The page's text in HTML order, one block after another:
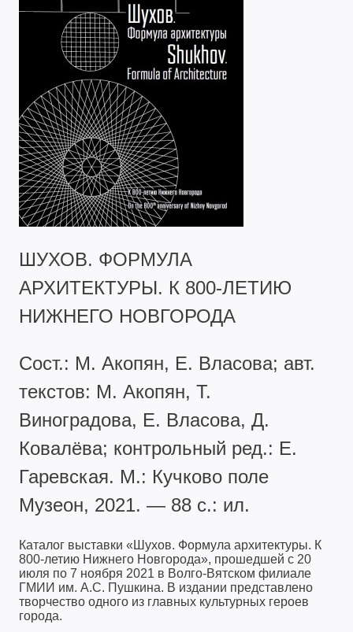
ШУХОВ. ФОРМУЛА
АРХИТЕКТУРЫ. К 800-ЛЕТИЮ
НИЖНЕГО НОВГОРОДА
Сост.: М. Акопян, Е. Власова; авт.
текстов: М. Акопян, Т.
Виноградова, Е. Власова, Д.
Ковалёва; контрольный ред.: Е.
Гаревская. М.: Кучково поле
Музеон, 2021. — 88 с.: ил.
Каталог выставки «Шухов. Формула архитектуры. К
800-летию Нижнего Новгорода», прошедшей с 20
июля по 7 ноября 2021 в Волго-Вятском филиале
ГМИИ им. А.С. Пушкина. В издании представлено
творчество одного из главных культурных героев
города.